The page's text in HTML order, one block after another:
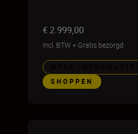
€ 2.999,00
incl. BTW + Gratis bezorgd
SHOPPEN